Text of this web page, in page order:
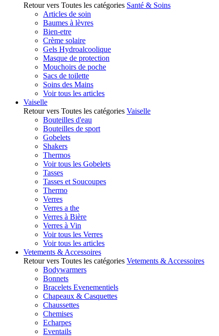
Retour vers Toutes les catégories Santé & Soins
Articles de soin
Baumes à lèvres
Bien-etre
Crème solaire
Gels Hydroalcoolique
Masque de protection
Mouchoirs de poche
Sacs de toilette
Soins des Mains
Voir tous les articles
Vaiselle
Retour vers Toutes les catégories Vaiselle
Bouteilles d'eau
Bouteilles de sport
Gobelets
Shakers
Thermos
Voir tous les Gobelets
Tasses
Tasses et Soucoupes
Thermo
Verres
Verres a the
Verres à Bière
Verres à Vin
Voir tous les Verres
Voir tous les articles
Vetements & Accessoires
Retour vers Toutes les catégories Vetements & Accessoires
Bodywarmers
Bonnets
Bracelets Evenementiels
Chapeaux & Casquettes
Chaussettes
Chemises
Echarpes
Eventails